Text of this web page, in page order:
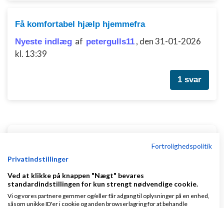
Få komfortabel hjælp hjemmefra
Nyeste indlæg af petergulls11 , den 31-01-2026
kl. 13:39
1 svar
Lav løn på et øjeblik–nemt, sikkert
og billigt. Opret gratis konto.
www.danlon.dk/
Fortrolighedspolitik
Privatindstillinger
Ved at klikke på knappen "Nægt" bevares
standardindstillingen for kun strengt nødvendige cookie.
Vi og vores partnere gemmer og/eller får adgang til oplysninger på en enhed,
såsom unikke ID'er i cookie og anden browserlagring for at behandle